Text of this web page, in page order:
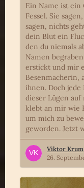
Ein Name ist
Fessel. Sie
sagen, nichts
dein Blut ein
den du niemals
Namen
erstickt und mir
Besenmacherin,
ihnen. Doch jede
dieser Lügen
klebt an mir wie
um mich zu
geworden. Jetzt
Viktor Krum
26.